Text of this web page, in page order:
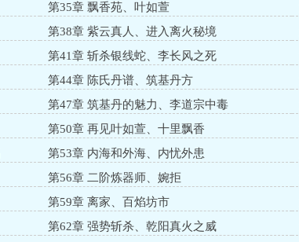
第35章 飘香苑、叶如萱
第38章 紫云真人、进入离火秘境
第41章 斩杀银线蛇、李长风之死
第44章 陈氏丹谱、筑基丹方
第47章 筑基丹的魅力、李道宗中毒
第50章 再见叶如萱、十里飘香
第53章 内海和外海、内忧外患
第56章 二阶炼器师、婉拒
第59章 离家、百焰坊市
第62章 强势斩杀、乾阳真火之威